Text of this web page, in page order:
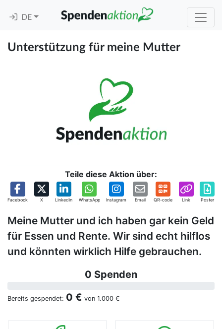
DE
Unterstützung für meine Mutter
Teile diese Aktion über:
Facebook X Linkedin WhatsApp Instagram Email QR-code Link Poster
Meine Mutter und ich haben gar kein Geld
für Essen und Rente. Wir sind echt hilflos
und könnten wirklich Hilfe gebrauchen.
0 Spenden
Bereits gespendet: 0 € von 1.000 €